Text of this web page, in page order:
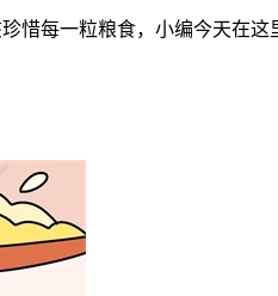
每一粒粮食，小编今天在这